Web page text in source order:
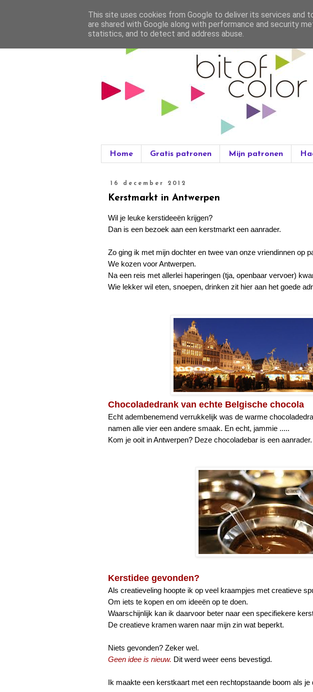
Home Gratis patronen Mijn patronen
16 december 2012
Kerstmarkt in Antwerpen
Wil je leuke kerstideeën krijgen?
Dan is een bezoek aan een kerstmarkt een aanrader.
Zo ging ik met mijn dochter en twee van onze vriendinnen op
We kozen voor Antwerpen.
Na een reis met allerlei haperingen (tja, openbaar vervoer)
Wie lekker wil eten, snoepen, drinken zit hier aan het goede
Chocoladedrank van echte Belgische chocola
Echt adembenemend verrukkelijk was de warme
namen alle vier een andere smaak. En echt, jammie .....
Kom je ooit in Antwerpen? Deze chocoladebar is een aanrader.
Kerstidee gevonden?
Als creatieveling hoopte ik op veel kraampjes met creatieve
Om iets te kopen en om ideeën op te doen.
Waarschijnlijk kan ik daarvoor beter naar een specifiekere
De creatieve kramen waren naar mijn zin wat beperkt.
Niets gevonden? Zeker wel.
Geen idee is nieuw. Dit werd weer eens bevestigd.
Ik maakte een kerstkaart met een rechtopstaande boom als je
This site uses cookies from Google to deliver its services and
are shared with Google along with performance and security
statistics, and to detect and address abuse.